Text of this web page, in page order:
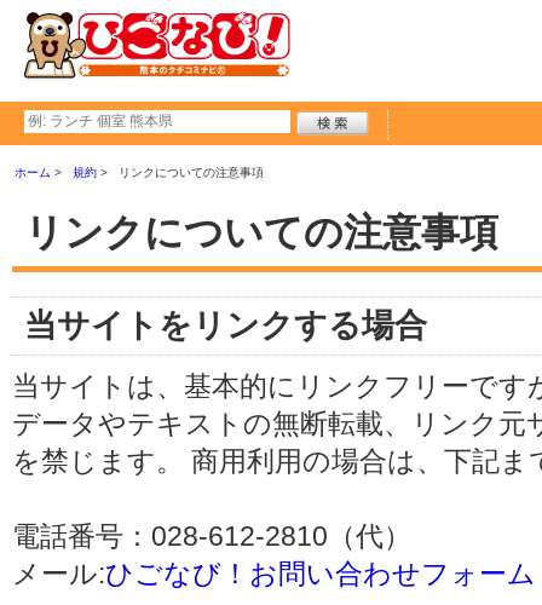
ホーム 規約 リンクについての注意事項
リンクについての注意事項
当サイトをリンクする場合
当サイトは、基本的にリンクフリーです
データやテキストの無断転載、リンク
を禁じます。 商用利用の場合は、下記
電話番号：028-612-2810（代）
メール:ひごなび！お問い合わせフォーム